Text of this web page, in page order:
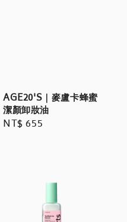
AGE20'S｜麥盧卡蜂蜜
潔顏卸妝油
Regular
NT$ 655